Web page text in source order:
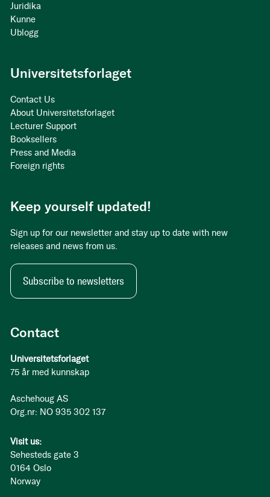
Contact
Universitetsforlaget
75 år med kunnskap
Aschehoug AS
Org.nr: NO 935 302 137
Visit us:
Sehesteds gate 3
0164 Oslo
Norway
Juridika
Kunne
Ublogg
Universitetsforlaget
Contact Us
About Universitetsforlaget
Lecturer Support
Booksellers
Press and Media
Foreign rights
Keep yourself updated!
Sign up for our newsletter and stay up to date with new
releases and news from us.
Subscribe to newsletters